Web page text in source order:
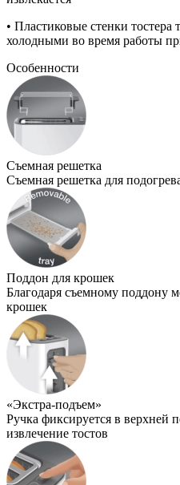
• Пластиковые стенки
холодными во время работы
Особенности
Съемная решетка
Съемная решетка для
Поддон для крошек
Благодаря съемному поддону
крошек
«Экстра-подъем»
Ручка фиксируется в верхней
извлечение тостов